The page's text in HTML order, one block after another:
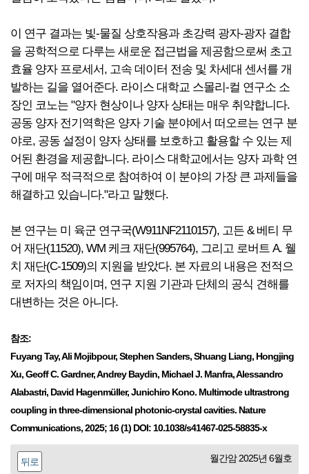
이 연구 결과는 빛-물질 상호작용과 초강력 광자-광자 결합
을 공학적으로 다루는 새로운 접근법을 제공함으로써 초고
효율 양자 프로세서, 고속 데이터 전송 및 차세대 센서를 개
발하는 길을 열어준다. 라이스 대학교 스몰리-컬 연구소 소
장인 코노는 "양자 현상이나 양자 상태는 매우 취약합니다.
공동 양자 전기역학은 양자 기술 분야에서 떠오르는 연구 분
야로, 공동 설정이 양자 상태를 보호하고 활용할 수 있는 제
어된 환경을 제공합니다. 라이스 대학교에서는 양자 과학 연
구에 매우 적극적으로 참여하여 이 분야의 가장 큰 과제들을
해결하고 있습니다."라고 말했다.
본 연구는 미 육군 연구국(W911NF2110157), 고든 & 베티 무
어 재단(11520), WM 케크 재단(995764), 그리고 로버트 A. 웰
치 재단(C-1509)의 지원을 받았다. 본 자료의 내용은 전적으
로 저자의 책임이며, 연구 지원 기관과 단체의 공식 견해를
대변하는 것은 아니다.
참조:
Fuyang Tay, Ali Mojibpour, Stephen Sanders, Shuang Liang, Hongjing
Xu, Geoff C. Gardner, Andrey Baydin, Michael J. Manfra, Alessandro
Alabastri, David Hagenmüller, Junichiro Kono. Multimode ultrastrong
coupling in three-dimensional photonic-crystal cavities. Nature
Communications, 2025; 16 (1) DOI: 10.1038/s41467-025-58835-x
뒤로 월간암 2025년 6월호